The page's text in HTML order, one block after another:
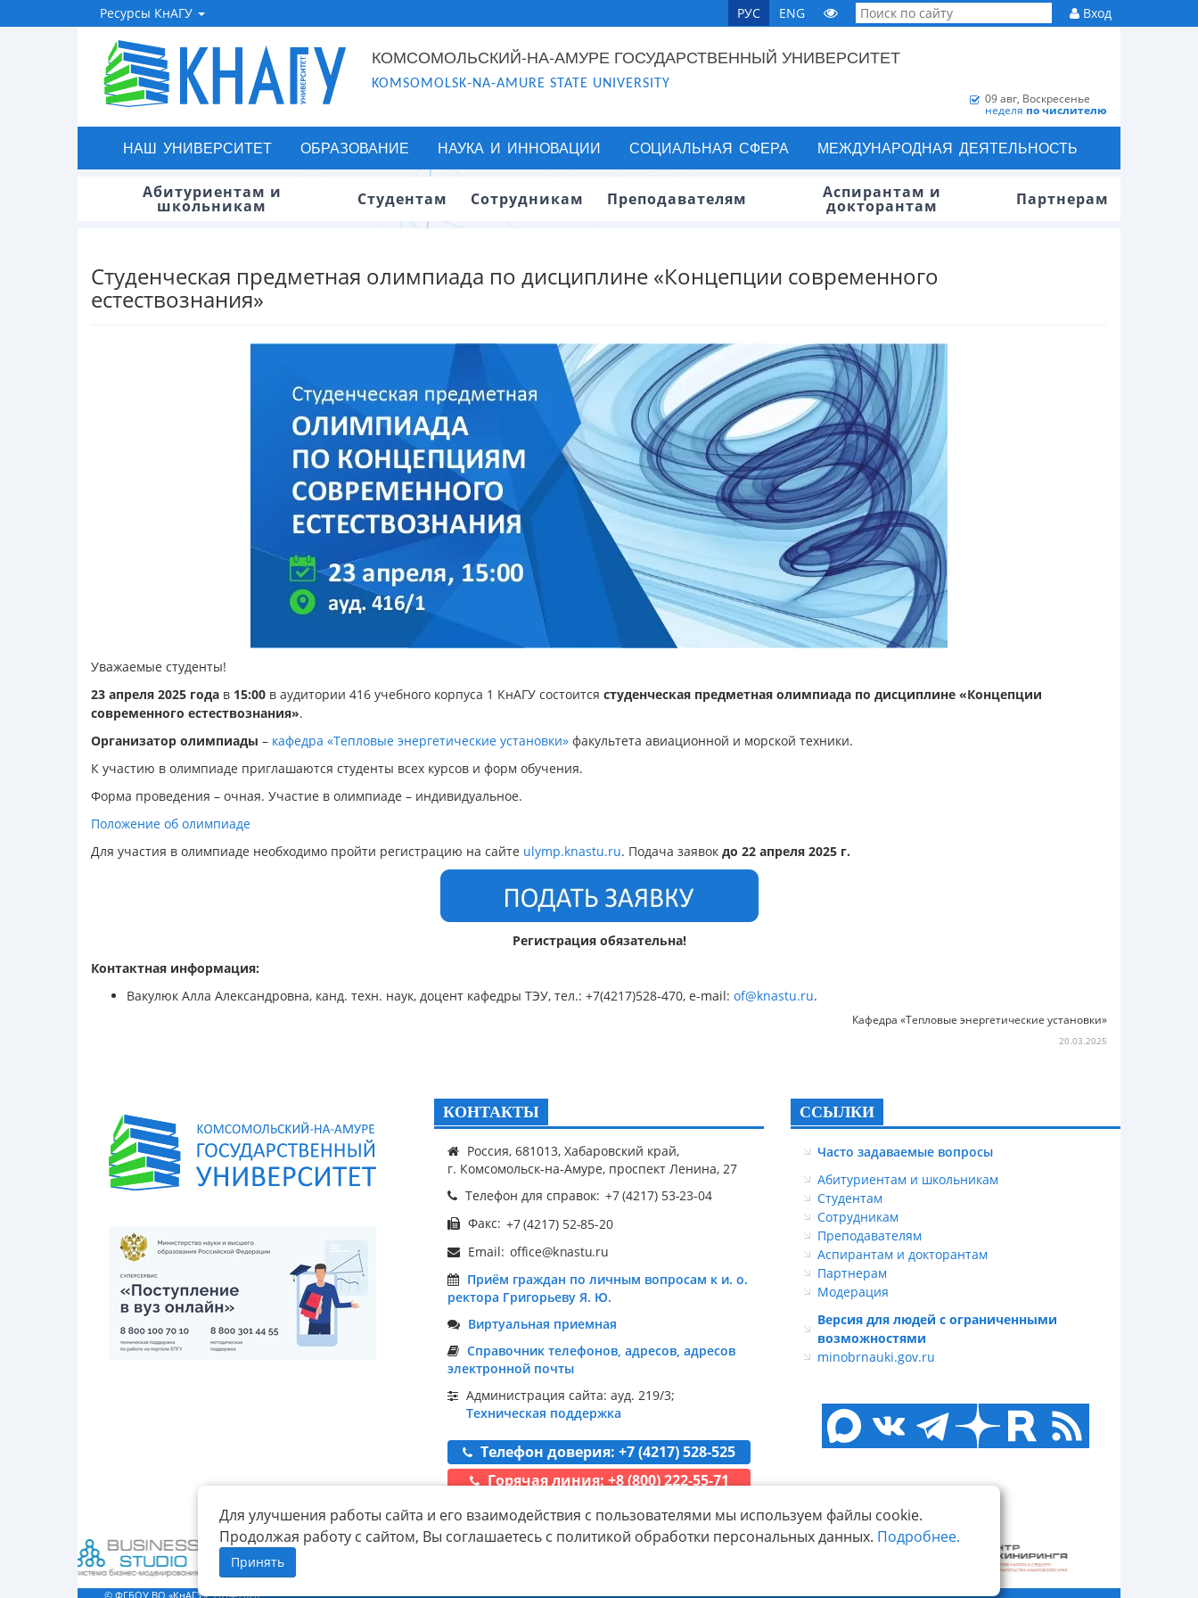
Ресурсы КнАГУ РУС ENG Вход
КОМСОМОЛЬСКИЙ-НА-АМУРЕ ГОСУДАРСТВЕННЫЙ УНИВЕРСИТЕТ
KOMSOMOLSK-NA-AMURE STATE UNIVERSITY
09 авг, Воскресенье
неделя по числителю
НАШ УНИВЕРСИТЕТ ОБРАЗОВАНИЕ НАУКА И ИННОВАЦИИ СОЦИАЛЬНАЯ СФЕРА МЕЖДУНАРОДНАЯ ДЕЯТЕЛЬНОСТЬ
Абитуриентам и
школьникам Студентам Сотрудникам Преподавателям Аспирантам и
докторантам Партнерам
Cтуденческая предметная олимпиада по дисциплине «Концепции современного
естествознания»
Уважаемые студенты!
23 апреля 2025 года в 15:00 в аудитории 416 учебного корпуса 1 КнАГУ состоится студенческая предметная олимпиада по дисциплине «Концепции
современного естествознания».
Организатор олимпиады – кафедра «Тепловые энергетические установки» факультета авиационной и морской техники.
К участию в олимпиаде приглашаются студенты всех курсов и форм обучения.
Форма проведения – очная. Участие в олимпиаде – индивидуальное.
Положение об олимпиаде
Для участия в олимпиаде необходимо пройти регистрацию на сайте ulymp.knastu.ru. Подача заявок до 22 апреля 2025 г.
Регистрация обязательна!
Контактная информация:
Вакулюк Алла Александровна, канд. техн. наук, доцент кафедры ТЭУ, тел.: +7(4217)528-470, e-mail: of@knastu.ru.
Кафедра «Тепловые энергетические установки»
20.03.2025
Для улучшения работы сайта и его взаимодействия с пользователями мы используем файлы cookie.
Продолжая работу с сайтом, Вы соглашаетесь с политикой обработки персональных данных. Подробнее.
Принять
КОНТАКТЫ
Россия, 681013, Хабаровский край,
г. Комсомольск-на-Амуре, проспект Ленина, 27
Телефон для справок:
Факс:
Email:
Приём граждан по личным вопросам к и. о.
ректора Григорьеву Я. Ю.
Виртуальная приемная
Справочник телефонов, адресов, адресов
электронной почты
Администрация сайта: ауд. 219/3;
Техническая поддержка
Телефон доверия: +7 (4217) 528-525
Горячая линия: +8 (800) 222-55-71
ССЫЛКИ
Часто задаваемые вопросы
Абитуриентам и школьникам
Студентам
Сотрудникам
Преподавателям
Аспирантам и докторантам
Партнерам
Модерация
Версия для людей с ограниченными
возможностями
minobrnauki.gov.ru
© ФГБОУ ВО «КнАГУ», 2014-2026